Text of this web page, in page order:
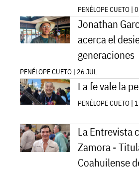
PENÉLOPE CUETO |
Jonathan
acerca el
generaciones
PENÉLOPE CUETO | 26 JUL
La fe vale la
PENÉLOPE CUETO |
La Entrevista
Zamora -
Coahuilense